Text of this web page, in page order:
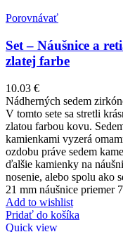
Porovnávať
Set – Náušnice a
zlatej farbe
10.03 €
Nádherných sedem
V tomto sete sa stretli
zlatou farbou kovu.
kamienkami vyzerá
ozdobu práve sedem
ďalšie kamienky na
nosenie, alebo spolu ako
21 mm náušnice priemer
Add to wishlist
Pridať do košíka
Quick view